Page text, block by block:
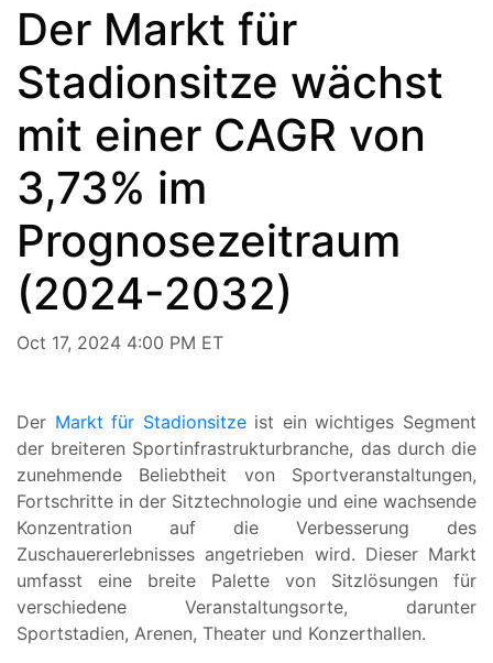
Der Markt für
Stadionsitze wächst
mit einer CAGR von
3,73% im
Prognosezeitraum
(2024-2032)
Oct 17, 2024 4:00 PM ET
Der Markt für Stadionsitzeist ein wichtiges Segment
der breiteren Sportinfrastrukturbranche, das durch die
zunehmende Beliebtheit von Sportveranstaltungen,
Fortschritte in der Sitztechnologie und eine wachsende
Konzentration auf die Verbesserung des
Zuschauererlebnisses angetrieben wird. Dieser Markt
umfasst eine breite Palette von Sitzlösungen für
verschiedene Veranstaltungsorte, darunter
Sportstadien, Arenen, Theater und Konzerthallen.